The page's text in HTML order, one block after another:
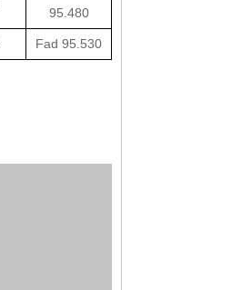
95.480
Fad 95.530